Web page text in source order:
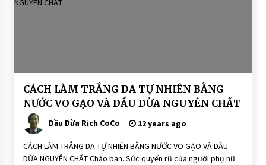
BÀI
VIẾT
DẦU
DỪA
DƯỠNG
DA
CÁCH LÀM TRẮNG DA TỰ NHIÊN BẰNG
NƯỚC VO GẠO VÀ DẦU DỪA NGUYÊN CHẤT
Dầu Dừa Rich CoCo 12 years ago
CÁCH LÀM TRẮNG DA TỰ NHIÊN BẰNG NƯỚC VO GẠO VÀ DẦU
DỪA NGUYÊN CHẤT Chào bạn. Sức quyến rũ của người phụ nữ